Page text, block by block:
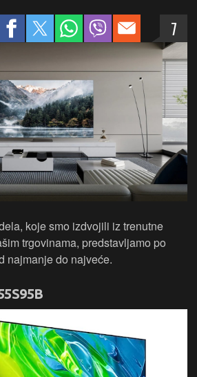
7
koje smo izdvojili iz trenutne
trgovinama, predstavljamo po
najmanje do najveće.